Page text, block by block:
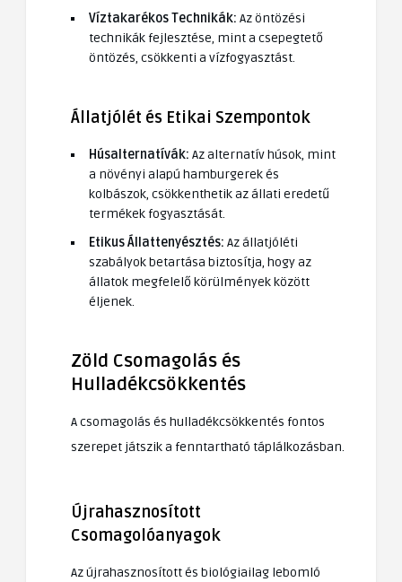
Víztakarékos Technikák: Az öntözési
technikák fejlesztése, mint a csepegtető
öntözés, csökkenti a vízfogyasztást.
Állatjólét és Etikai Szempontok
Húsalternatívák: Az alternatív húsok, mint
a növényi alapú hamburgerek és
kolbászok, csökkenthetik az állati eredetű
termékek fogyasztását.
Etikus Állattenyésztés: Az állatjóléti
szabályok betartása biztosítja, hogy az
állatok megfelelő körülmények között
éljenek.
Zöld Csomagolás és
Hulladékcsökkentés
A csomagolás és hulladékcsökkentés fontos
szerepet játszik a fenntartható táplálkozásban.
Újrahasznosított
Csomagolóanyagok
Az újrahasznosított és biológiailag lebomló